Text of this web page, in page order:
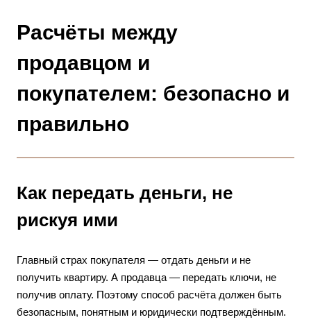
Расчёты между
продавцом и
покупателем: безопасно и
правильно
Как передать деньги, не
рискуя ими
Главный страх покупателя — отдать деньги и не
получить квартиру. А продавца — передать ключи, не
получив оплату. Поэтому способ расчёта должен быть
безопасным, понятным и юридически подтверждённым.